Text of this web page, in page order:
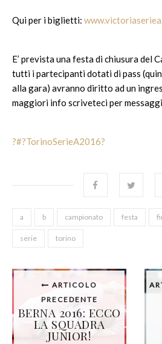
Qui per i biglietti:
E’ prevista una festa di chiusura del
tutti i partecipanti dotati di pass
alla gara) avranno diritto ad un
maggiori info scriveteci per
?#?TorinoSerieA2016?
a b campionato festa
serie torino
ARTICOLO
PRECEDENTE
BERNA 2016: ECCO
LA SQUADRA
JUNIOR!